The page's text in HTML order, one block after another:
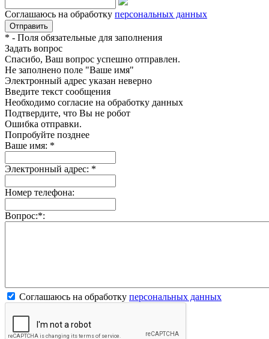
Соглашаюсь на обработку персональных данных
* - Поля обязательные для заполнения
Задать вопрос
Спасибо, Ваш вопрос успешно отправлен.
Не заполнено поле "Ваше имя"
Электронный адрес указан неверно
Введите текст сообщения
Необходимо согласие на обработку данных
Подтвердите, что Вы не робот
Ошибка отправки.
Попробуйте позднее
Ваше имя: *
Электронный адрес: *
Номер телефона:
Вопрос:*:
Соглашаюсь на обработку персональных данных